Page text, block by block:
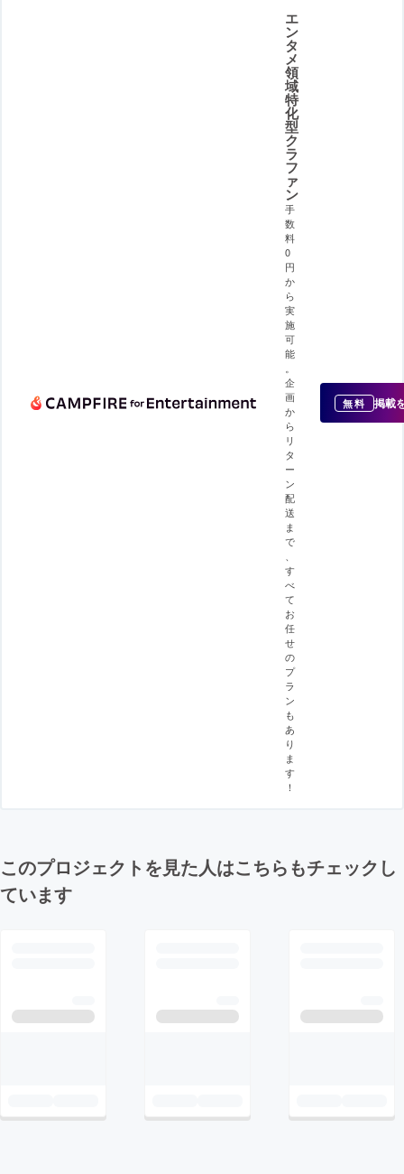
エ
ン
タ
メ
領
域
特
化
型
ク
ラ
フ
ァ
ン
手
数
料
0
円
か
ら
実
施
可
能
企
画
か
ら
リ
タ
ー
ン
配
送
ま
で
す
べ
て
お
任
せ
の
プ
ラ
ン
も
あ
り
ま
す
！
無料 掲載
このプロジェクトを見た人はこちらもチェックし
ています